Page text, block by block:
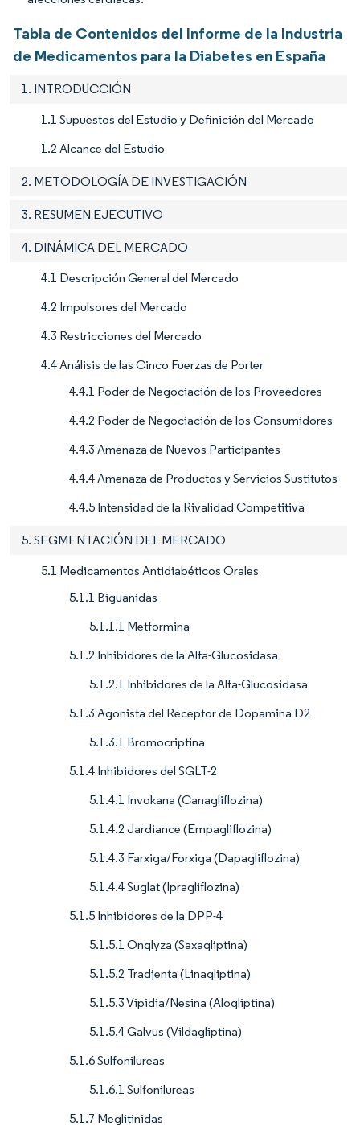
Tabla de Contenidos del Informe de la Industria
de Medicamentos para la Diabetes en España
1. INTRODUCCIÓN
1.1 Supuestos del Estudio y Definición del Mercado
1.2 Alcance del Estudio
2. METODOLOGÍA DE INVESTIGACIÓN
3. RESUMEN EJECUTIVO
4. DINÁMICA DEL MERCADO
4.1 Descripción General del Mercado
4.2 Impulsores del Mercado
4.3 Restricciones del Mercado
4.4 Análisis de las Cinco Fuerzas de Porter
4.4.1 Poder de Negociación de los Proveedores
4.4.2 Poder de Negociación de los Consumidores
4.4.3 Amenaza de Nuevos Participantes
4.4.4 Amenaza de Productos y Servicios Sustitutos
4.4.5 Intensidad de la Rivalidad Competitiva
5. SEGMENTACIÓN DEL MERCADO
5.1 Medicamentos Antidiabéticos Orales
5.1.1 Biguanidas
5.1.1.1 Metformina
5.1.2 Inhibidores de la Alfa-Glucosidasa
5.1.2.1 Inhibidores de la Alfa-Glucosidasa
5.1.3 Agonista del Receptor de Dopamina D2
5.1.3.1 Bromocriptina
5.1.4 Inhibidores del SGLT-2
5.1.4.1 Invokana (Canagliflozina)
5.1.4.2 Jardiance (Empagliflozina)
5.1.4.3 Farxiga/Forxiga (Dapagliflozina)
5.1.4.4 Suglat (Ipragliflozina)
5.1.5 Inhibidores de la DPP-4
5.1.5.1 Onglyza (Saxagliptina)
5.1.5.2 Tradjenta (Linagliptina)
5.1.5.3 Vipidia/Nesina (Alogliptina)
5.1.5.4 Galvus (Vildagliptina)
5.1.6 Sulfonilureas
5.1.6.1 Sulfonilureas
5.1.7 Meglitinidas